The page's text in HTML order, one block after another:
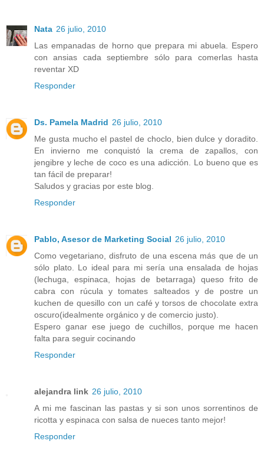
Nata 26 julio, 2010
Las empanadas de horno que prepara mi abuela. Espero
con ansias cada septiembre sólo para comerlas hasta
reventar XD
Responder
Ds. Pamela Madrid 26 julio, 2010
Me gusta mucho el pastel de choclo, bien dulce y doradito.
En invierno me conquistó la crema de zapallos, con
jengibre y leche de coco es una adicción. Lo bueno que es
tan fácil de preparar!
Saludos y gracias por este blog.
Responder
Pablo, Asesor de Marketing Social 26 julio, 2010
Como vegetariano, disfruto de una escena más que de un
sólo plato. Lo ideal para mi sería una ensalada de hojas
(lechuga, espinaca, hojas de betarraga) queso frito de
cabra con rúcula y tomates salteados y de postre un
kuchen de quesillo con un café y torsos de chocolate extra
oscuro(idealmente orgánico y de comercio justo).
Espero ganar ese juego de cuchillos, porque me hacen
falta para seguir cocinando
Responder
alejandra link 26 julio, 2010
A mi me fascinan las pastas y si son unos sorrentinos de
ricotta y espinaca con salsa de nueces tanto mejor!
Responder